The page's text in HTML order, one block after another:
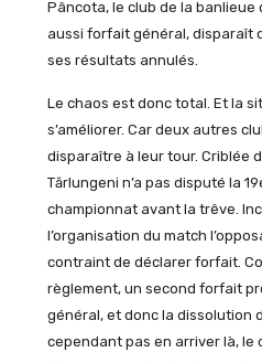
Pâncota, le club de la banlieue
aussi forfait général, disparaît
ses résultats annulés.
Le chaos est donc total. Et la
s’améliorer. Car deux autres
disparaître à leur tour. Criblée
Tărlungeni n’a pas disputé la
championnat avant la trêve.
l’organisation du match
contraint de déclarer forfait.
règlement, un second forfait
général, et donc la dissolution
cependant pas en arriver là, le